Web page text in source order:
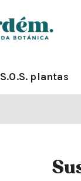
S.O.S. plantas